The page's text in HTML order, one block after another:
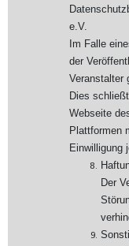
e.V.
Im Falle
der
Veranstalter
Dies
Webseite
Plattformen
Einwilligung
Der